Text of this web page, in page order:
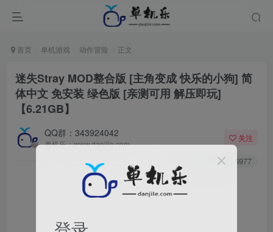
首页 单机游戏 动作冒险 正文
迷失Stray MOD整合版 [主角变成 快乐的小狗] 简
体中文 免安装 绿色版 [亲测可用 解压即玩]
【6.21GB】
QQ群：343924042
单机乐：www.danjile.com
关注
3.7W+ 6977